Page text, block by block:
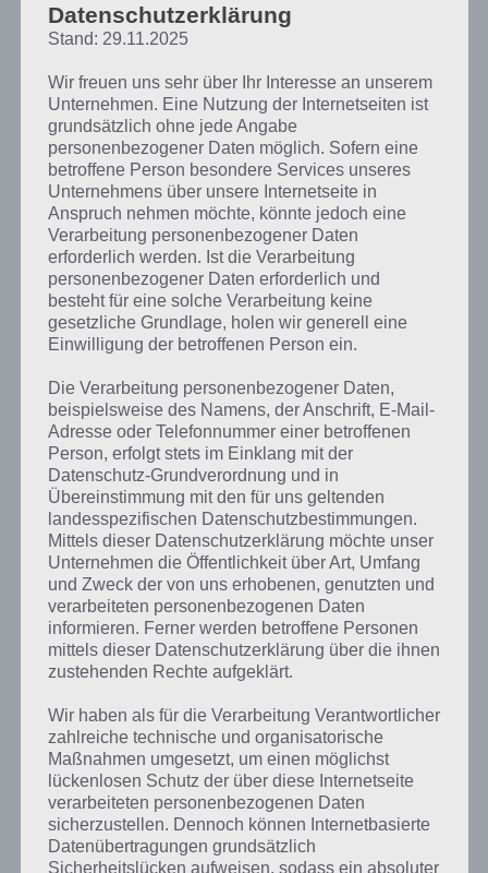
TIPPS & TRICKS
SIMPSONS SPRINGFIELD WINTER
2018: SCHNULLERNACHTEN – TIPPS,
LEBKUCHEN (4. GESCHICHTE)
PAUL STELZER-22. DEZEMBER 2018
Nun noch alles zu Geschichte 4 beim Simpsons
Springfield Winter 2018 Event "Schnullernachten" mit
Preisen und wie du an die Eventwährung Lebkuchen
gelangst. Lebkuchen sind nämlich notwendig,…
TIPPS & TRICKS
SIMPSONS SPRINGFIELD GELIEBTE
DER VERGANGENEN WEIHNACHT
(WINTER 2018) – TIPPS, STRÜMPFE
PAUL STELZER-22. DEZEMBER 2018
Datenschutzerklärung
Stand: 29.11.2025
Wir freuen uns sehr über Ihr Interesse an unserem
Unternehmen. Eine Nutzung der Internetseiten ist
grundsätzlich ohne jede Angabe
personenbezogener Daten möglich. Sofern eine
betroffene Person besondere Services unseres
Unternehmens über unsere Internetseite in
Anspruch nehmen möchte, könnte jedoch eine
Verarbeitung personenbezogener Daten
erforderlich werden. Ist die Verarbeitung
personenbezogener Daten erforderlich und
besteht für eine solche Verarbeitung keine
gesetzliche Grundlage, holen wir generell eine
Einwilligung der betroffenen Person ein.
Die Verarbeitung personenbezogener Daten,
beispielsweise des Namens, der Anschrift, E-Mail-
Adresse oder Telefonnummer einer betroffenen
Person, erfolgt stets im Einklang mit der
Datenschutz-Grundverordnung und in
Übereinstimmung mit den für uns geltenden
landesspezifischen Datenschutzbestimmungen.
Mittels dieser Datenschutzerklärung möchte unser
Unternehmen die Öffentlichkeit über Art, Umfang
und Zweck der von uns erhobenen, genutzten und
verarbeiteten personenbezogenen Daten
informieren. Ferner werden betroffene Personen
mittels dieser Datenschutzerklärung über die ihnen
zustehenden Rechte aufgeklärt.
Wir haben als für die Verarbeitung Verantwortlicher
zahlreiche technische und organisatorische
Maßnahmen umgesetzt, um einen möglichst
lückenlosen Schutz der über diese Internetseite
verarbeiteten personenbezogenen Daten
sicherzustellen. Dennoch können Internetbasierte
Datenübertragungen grundsätzlich
Sicherheitslücken aufweisen, sodass ein absoluter